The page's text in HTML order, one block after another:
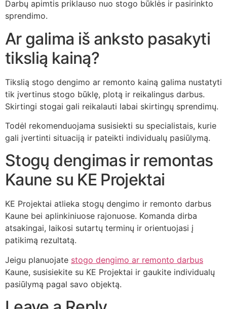
Darbų apimtis priklauso nuo stogo būklės ir pasirinkto
sprendimo.
Ar galima iš anksto pasakyti
tikslią kainą?
Tikslią stogo dengimo ar remonto kainą galima nustatyti
tik įvertinus stogo būklę, plotą ir reikalingus darbus.
Skirtingi stogai gali reikalauti labai skirtingų sprendimų.
Todėl rekomenduojama susisiekti su specialistais, kurie
gali įvertinti situaciją ir pateikti individualų pasiūlymą.
Stogų dengimas ir remontas
Kaune su KE Projektai
KE Projektai atlieka stogų dengimo ir remonto darbus
Kaune bei aplinkiniuose rajonuose. Komanda dirba
atsakingai, laikosi sutartų terminų ir orientuojasi į
patikimą rezultatą.
Jeigu planuojate stogo dengimo ar remonto darbus
Kaune, susisiekite su KE Projektai ir gaukite individualų
pasiūlymą pagal savo objektą.